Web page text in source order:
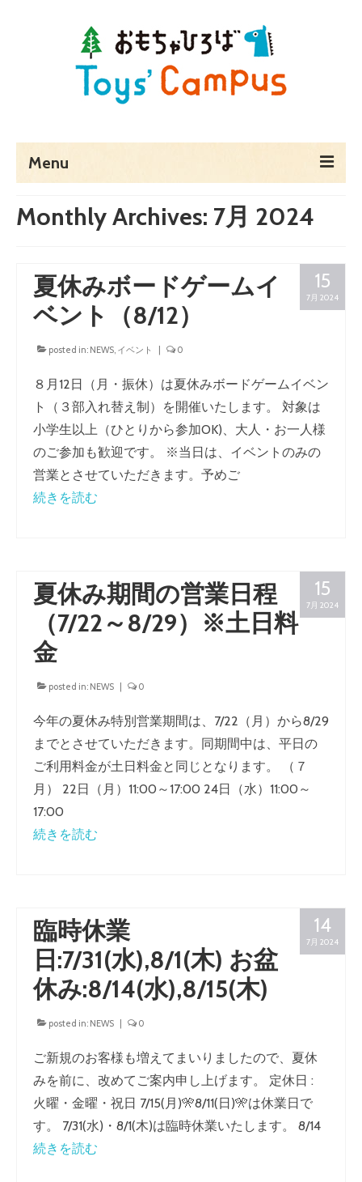
Menu
ホーム
予約・料金・アクセス
営業時間
イベント
NEWS
おもちゃの紹介
ボードゲームの紹介
カナリアるーむ（こころの相談室）
Monthly Archives: 7月 2024
15
7月 2024
夏休みボードゲームイ
ベント（8/12）
posted in: NEWS, イベント 0
８月12日（月・振休）は夏休みボードゲームイベン
ト（３部入れ替え制）を開催いたします。 対象は
小学生以上（ひとりから参加OK)、大人・お一人様
のご参加も歓迎です。 ※当日は、イベントのみの
営業とさせていただきます。予めご
続きを読む
15
7月 2024
夏休み期間の営業日程
（7/22～8/29）※土日料
金
posted in: NEWS 0
今年の夏休み特別営業期間は、7/22（月）から8/29
までとさせていただきます。同期間中は、平日の
ご利用料金が土日料金と同じとなります。 （７
月） 22日（月）11:00～17:00 24日（水）11:00～
17:00
続きを読む
14
7月 2024
臨時休業
日:7/31(水),8/1(木) お盆
休み:8/14(水),8/15(木)
posted in: NEWS 0
ご新規のお客様も増えてまいりましたので、夏休
みを前に、改めてご案内申し上げます。 定休日 :
火曜・金曜・祝日 7/15(月)🎌8/11(日)🎌は休業日で
す。 7/31(水)・8/1(木)は臨時休業いたします。 8/14
続きを読む